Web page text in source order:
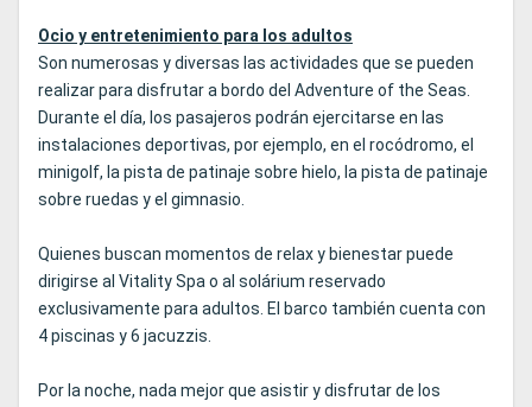
Ocio y entretenimiento para los adultos
Son numerosas y diversas las actividades que se pueden
realizar para disfrutar a bordo del Adventure of the Seas.
Durante el día, los pasajeros podrán ejercitarse en las
instalaciones deportivas, por ejemplo, en el rocódromo, el
minigolf, la pista de patinaje sobre hielo, la pista de patinaje
sobre ruedas y el gimnasio.
Quienes buscan momentos de relax y bienestar puede
dirigirse al Vitality Spa o al solárium reservado
exclusivamente para adultos. El barco también cuenta con
4 piscinas y 6 jacuzzis.
Por la noche, nada mejor que asistir y disfrutar de los